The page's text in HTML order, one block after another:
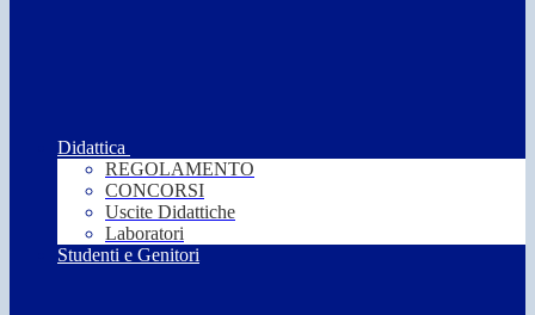
Didattica
REGOLAMENTO
CONCORSI
Uscite Didattiche
Laboratori
Studenti e Genitori